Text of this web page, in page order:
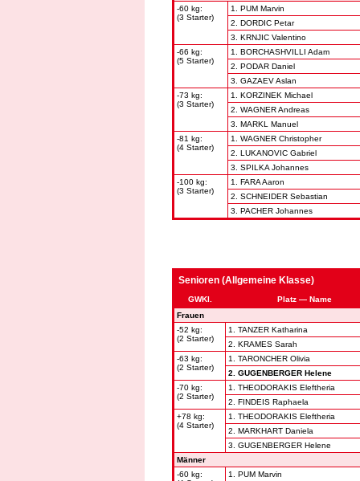
-60 kg:
(3 Starter)
1. PUM Marvin
2. DORDIC Petar
3. KRNJIC Valentino
-66 kg:
(5 Starter)
1. BORCHASHVILLI Adam
2. PODAR Daniel
3. GAZAEV Aslan
-73 kg:
(3 Starter)
1. KORZINEK Michael
2. WAGNER Andreas
3. MARKL Manuel
-81 kg:
(4 Starter)
1. WAGNER Christopher
2. LUKANOVIC Gabriel
3. SPILKA Johannes
-100 kg:
(3 Starter)
1. FARA Aaron
2. SCHNEIDER Sebastian
3. PACHER Johannes
Senioren (Allgemeine Klasse)
GWKl.
Platz — Name
Frauen
-52 kg:
(2 Starter)
1. TANZER Katharina
2. KRAMES Sarah
-63 kg:
(2 Starter)
1. TARONCHER Olivia
2. GUGENBERGER Helene
-70 kg:
(2 Starter)
1. THEODORAKIS Eleftheria
2. FINDEIS Raphaela
+78 kg:
(4 Starter)
1. THEODORAKIS Eleftheria
2. MARKHART Daniela
3. GUGENBERGER Helene
Männer
-60 kg:
1. PUM Marvin